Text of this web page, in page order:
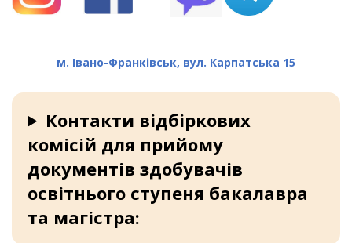
м. Івано-Франківськ, вул. Карпатська 15
Контакти відбіркових
комісій для прийому
документів здобувачів
освітнього ступеня бакалавра
та магістра: